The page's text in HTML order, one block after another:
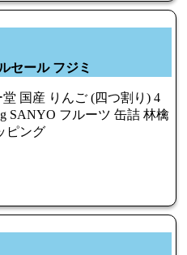
セール フジミ
国産 りんご (四つ割り) 4
SANYO フルーツ 缶詰 林檎
ピング